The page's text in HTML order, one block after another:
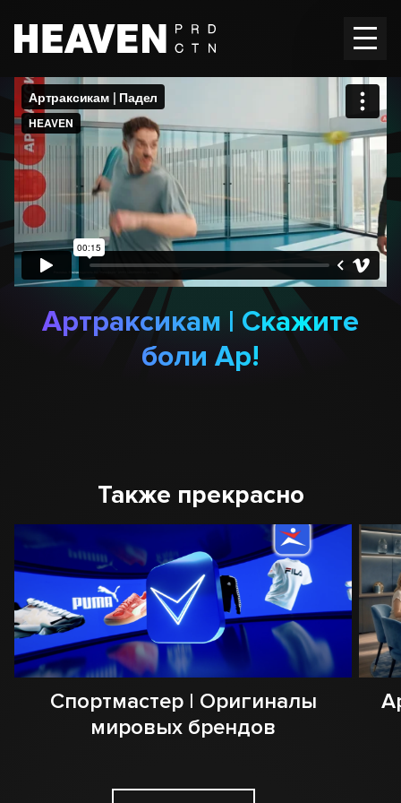
Главная
Работы
Вакансии
Контакты
EnRU
Артраксикам | Скажите
боли Ар!
Также прекрасно
Спортмастер | Оригиналы
мировых брендов